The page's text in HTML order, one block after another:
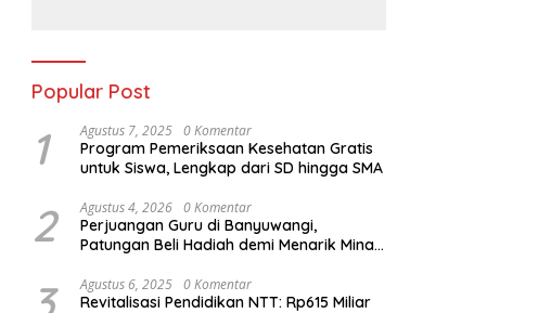
Popular Post
1 Agustus 7, 2025 0 Komentar
Program Pemeriksaan Kesehatan Gratis
untuk Siswa, Lengkap dari SD hingga SMA
2 Agustus 4, 2026 0 Komentar
Perjuangan Guru di Banyuwangi,
Patungan Beli Hadiah demi Menarik Minat
Agustus 6, 2025 0 Komentar
Revitalisasi Pendidikan NTT: Rp615 Miliar